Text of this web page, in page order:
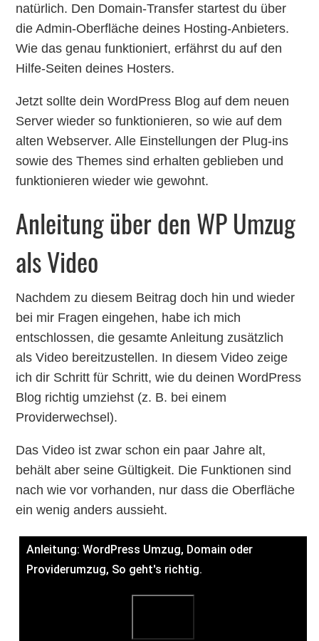
natürlich. Den Domain-Transfer startest du über
die Admin-Oberfläche deines Hosting-Anbieters.
Wie das genau funktioniert, erfährst du auf den
Hilfe-Seiten deines Hosters.
Jetzt sollte dein WordPress Blog auf dem neuen
Server wieder so funktionieren, so wie auf dem
alten Webserver. Alle Einstellungen der Plug-ins
sowie des Themes sind erhalten geblieben und
funktionieren wieder wie gewohnt.
Anleitung über den WP Umzug
als Video
Nachdem zu diesem Beitrag doch hin und wieder
bei mir Fragen eingehen, habe ich mich
entschlossen, die gesamte Anleitung zusätzlich
als Video bereitzustellen. In diesem Video zeige
ich dir Schritt für Schritt, wie du deinen WordPress
Blog richtig umziehst (z. B. bei einem
Providerwechsel).
Das Video ist zwar schon ein paar Jahre alt,
behält aber seine Gültigkeit. Die Funktionen sind
nach wie vor vorhanden, nur dass die Oberfläche
ein wenig anders aussieht.
Anleitung: WordPress Umzug, Domain oder
Providerumzug, So geht's richtig.